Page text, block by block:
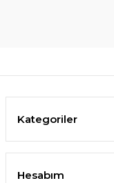
Kategoriler
Hesabım